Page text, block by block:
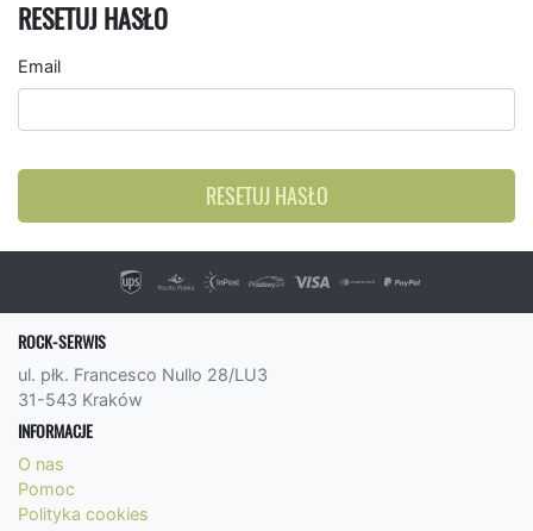
RESETUJ HASŁO
Email
RESETUJ HASŁO
ROCK-SERWIS
ul. płk. Francesco Nullo 28/LU3
31-543 Kraków
INFORMACJE
O nas
Pomoc
Polityka cookies